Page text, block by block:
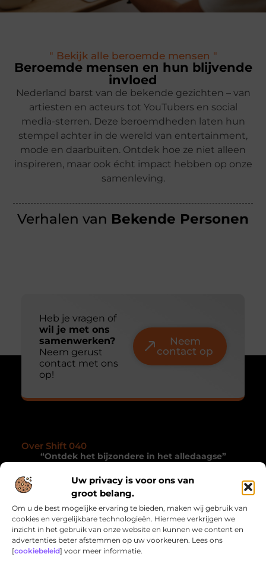
Uw privacy is voor ons van
groot belang.
Om u de best mogelijke ervaring te bieden, maken wij gebruik van
cookies en vergelijkbare technologieën. Hiermee verkrijgen we
inzicht in het gebruik van onze website en kunnen we content en
advertenties beter afstemmen op uw voorkeuren. Lees ons
[cookiebeleid] voor meer informatie.
" Bekijk alle beroemde mensen "
Beroemde mensen en hun blijvende
invloed
Nederland barst van de bekende gezichten – van
artiesten en acteurs tot YouTubers en social
media-sterren. Deze beroemdheden laten hun
stempel achter in de wereld van entertainment,
mode en daarbuiten. Ontdek hoe ze niet alleen
inspireren, maar ook écht impact hebben op onze
samenleving.
Verhalen van Bekende Personen
Heb je vragen of
wil je met ons
samenwerken?
Neem gerust
contact met ons
op!
Neem
contact op
Over Shift 040
“Ontdek het bijzondere in het alledaagse”
Shift040.nl nodigt je uit om met andere ogen te
kijken. Een collectie blogs die je inspireren, verrassen
en de magie van het dagelijkse leven onthullen.
Onze informatie